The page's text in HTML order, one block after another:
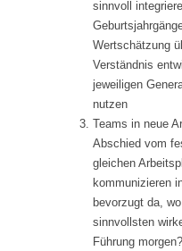
sinnvoll
Wertschätzung
Verständnis
jeweiligen
nutzen
Teams in neue
Abschied vom
gleichen
kommunizieren
bevorzugt da,
sinnvollsten
Führung